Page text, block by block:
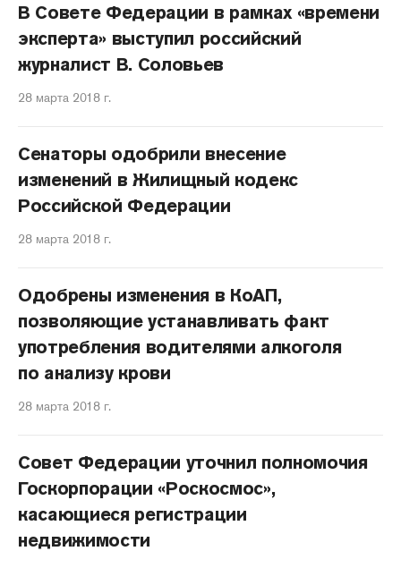
В Совете Федерации в рамках «времени
эксперта» выступил российский
журналист В. Соловьев
28 марта 2018 г.
Сенаторы одобрили внесение
изменений в Жилищный кодекс
Российской Федерации
28 марта 2018 г.
Одобрены изменения в КоАП,
позволяющие устанавливать факт
употребления водителями алкоголя
по анализу крови
28 марта 2018 г.
Совет Федерации уточнил полномочия
Госкорпорации «Роскосмос»,
касающиеся регистрации
недвижимости